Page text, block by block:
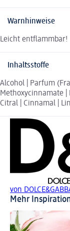
Warnhinweise
Leicht entflammbar!
Inhaltsstoffe
Alcohol | Parfum
Methoxycinnamate |
Citral | Cinnamal |
von
Mehr